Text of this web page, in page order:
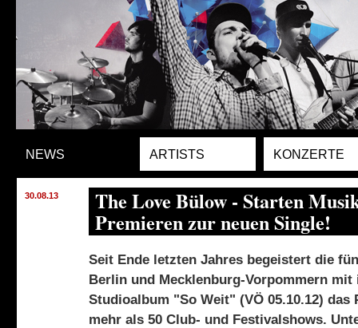
NEWS ARTISTS KONZERTE
30.08.13 The Love Bülow - Starten
Premieren zur neuen Single!
Seit Ende letzten Jahres begeistert die
Berlin und Mecklenburg-Vorpommern mit
Studioalbum "So Weit" (VÖ 05.10.12) das
mehr als 50 Club- und Festivalshows.